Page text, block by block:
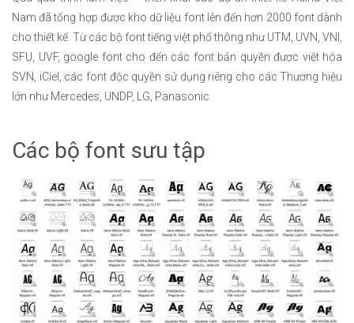
Nam đã tổng hợp được kho dữ liệu font lên đến hơn 2000 font dành
cho thiết kế. Từ các bộ font tiếng việt phổ thông như UTM, UVN, VNI,
SFU, UVF, google font cho đến các font bản quyền được việt hóa
SVN, iCiel, các font độc quyền sử dụng riêng cho các Thương hiệu
lớn như Mercedes, UNDP, LG, Panasonic.
Các bộ font sưu tập